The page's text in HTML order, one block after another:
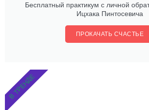
Бесплатный практикум с личной
Ицхака Пинтосевича
ПРОКАЧАТЬ СЧАСТЬЕ
В ТРЕНДЕ